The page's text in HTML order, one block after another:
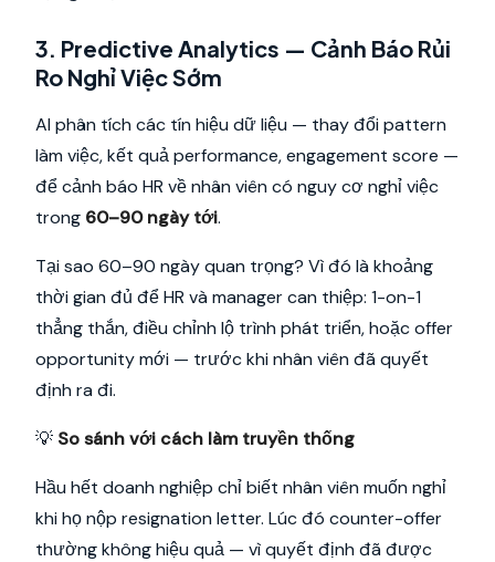
3. Predictive Analytics — Cảnh Báo Rủi
Ro Nghỉ Việc Sớm
AI phân tích các tín hiệu dữ liệu — thay đổi pattern
làm việc, kết quả performance, engagement score —
để cảnh báo HR về nhân viên có nguy cơ nghỉ việc
trong 60–90 ngày tới.
Tại sao 60–90 ngày quan trọng? Vì đó là khoảng
thời gian đủ để HR và manager can thiệp: 1-on-1
thẳng thắn, điều chỉnh lộ trình phát triển, hoặc offer
opportunity mới — trước khi nhân viên đã quyết
định ra đi.
💡 So sánh với cách làm truyền thống
Hầu hết doanh nghiệp chỉ biết nhân viên muốn nghỉ
khi họ nộp resignation letter. Lúc đó counter-offer
thường không hiệu quả — vì quyết định đã được